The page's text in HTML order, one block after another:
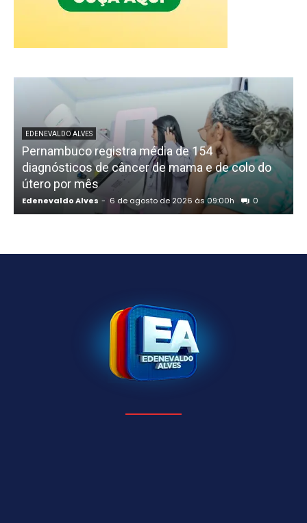
EDENEVALDO ALVES
Pernambuco registra média de 154
diagnósticos de câncer de mama e de colo do
útero por mês
Edenevaldo Alves - 6 de agosto de 2026 às 09:00h 0